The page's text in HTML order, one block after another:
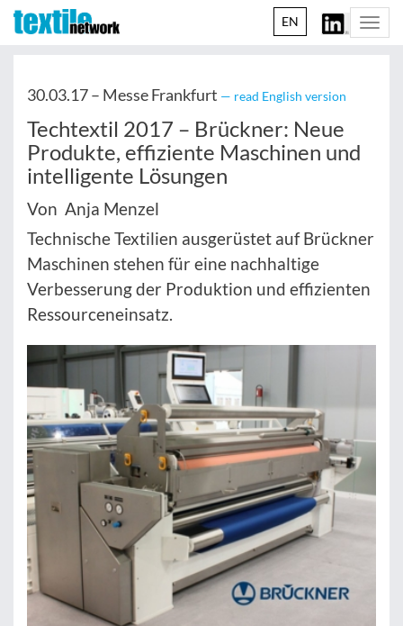
EN
30.03.17 – Messe Frankfurt — read English version
Techtextil 2017 – Brückner: Neue
Produkte, effiziente Maschinen und
intelligente Lösungen
Von Anja Menzel
Technische Textilien ausgerüstet auf Brückner
Maschinen stehen für eine nachhaltige
Verbesserung der Produktion und effizienten
Ressourceneinsatz.